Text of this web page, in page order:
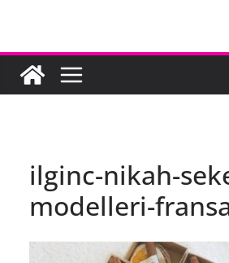
ilginc-nikah-
modelleri-